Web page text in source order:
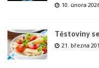
10. února
Těstoviny
21. března